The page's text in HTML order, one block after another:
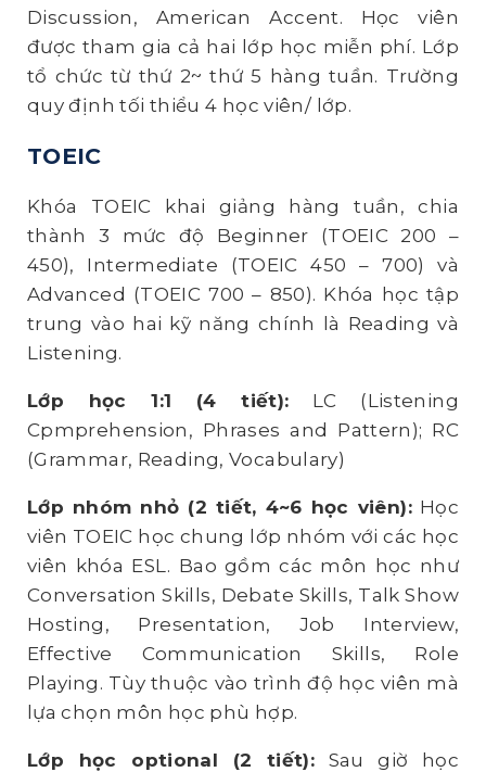
Discussion, American Accent. Học viên
được tham gia cả hai lớp học miễn phí. Lớp
tổ chức từ thứ 2~ thứ 5 hàng tuần. Trường
quy định tối thiểu 4 học viên/ lớp.
TOEIC
Khóa TOEIC khai giảng hàng tuần, chia
thành 3 mức độ Beginner (TOEIC 200 –
450), Intermediate (TOEIC 450 – 700) và
Advanced (TOEIC 700 – 850). Khóa học tập
trung vào hai kỹ năng chính là Reading và
Listening.
Lớp học 1:1 (4 tiết): LC (Listening
Cpmprehension, Phrases and Pattern); RC
(Grammar, Reading, Vocabulary)
Lớp nhóm nhỏ (2 tiết, 4~6 học viên): Học
viên TOEIC học chung lớp nhóm với các học
viên khóa ESL. Bao gồm các môn học như
Conversation Skills, Debate Skills, Talk Show
Hosting, Presentation, Job Interview,
Effective Communication Skills, Role
Playing. Tùy thuộc vào trình độ học viên mà
lựa chọn môn học phù hợp.
Lớp học optional (2 tiết): Sau giờ học